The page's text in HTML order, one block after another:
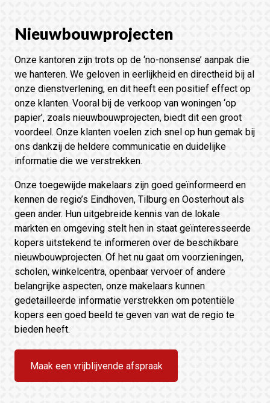
Nieuwbouwprojecten
Onze kantoren zijn trots op de ‘no-nonsense’ aanpak die
we hanteren. We geloven in eerlijkheid en directheid bij al
onze dienstverlening, en dit heeft een positief effect op
onze klanten. Vooral bij de verkoop van woningen ‘op
papier’, zoals nieuwbouwprojecten, biedt dit een groot
voordeel. Onze klanten voelen zich snel op hun gemak bij
ons dankzij de heldere communicatie en duidelijke
informatie die we verstrekken.
Onze toegewijde makelaars zijn goed geïnformeerd en
kennen de regio’s Eindhoven, Tilburg en Oosterhout als
geen ander. Hun uitgebreide kennis van de lokale
markten en omgeving stelt hen in staat geïnteresseerde
kopers uitstekend te informeren over de beschikbare
nieuwbouwprojecten. Of het nu gaat om voorzieningen,
scholen, winkelcentra, openbaar vervoer of andere
belangrijke aspecten, onze makelaars kunnen
gedetailleerde informatie verstrekken om potentiële
kopers een goed beeld te geven van wat de regio te
bieden heeft.
Maak een vrijblijvende afspraak